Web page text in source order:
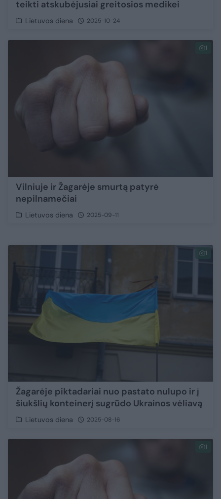
teikti atskubėjusiai greitosios medikei
Lietuvos diena 2025-10-24
1
Vilniuje ir Žagarėje smurtą patyrė
nepilnamečiai
Lietuvos diena 2025-09-11
1
Žagarėje piktadariai nuo pastato nulupo ir į
šiukšlių konteinerį sugrūdo Ukrainos vėliavą
Lietuvos diena 2025-08-16
1